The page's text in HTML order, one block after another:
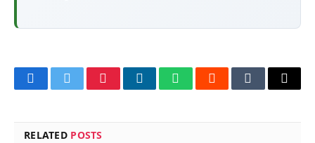
FacebookTwitterPinterestLinkedInWhatsAppRedditTumblrEmail
RELATED POSTS